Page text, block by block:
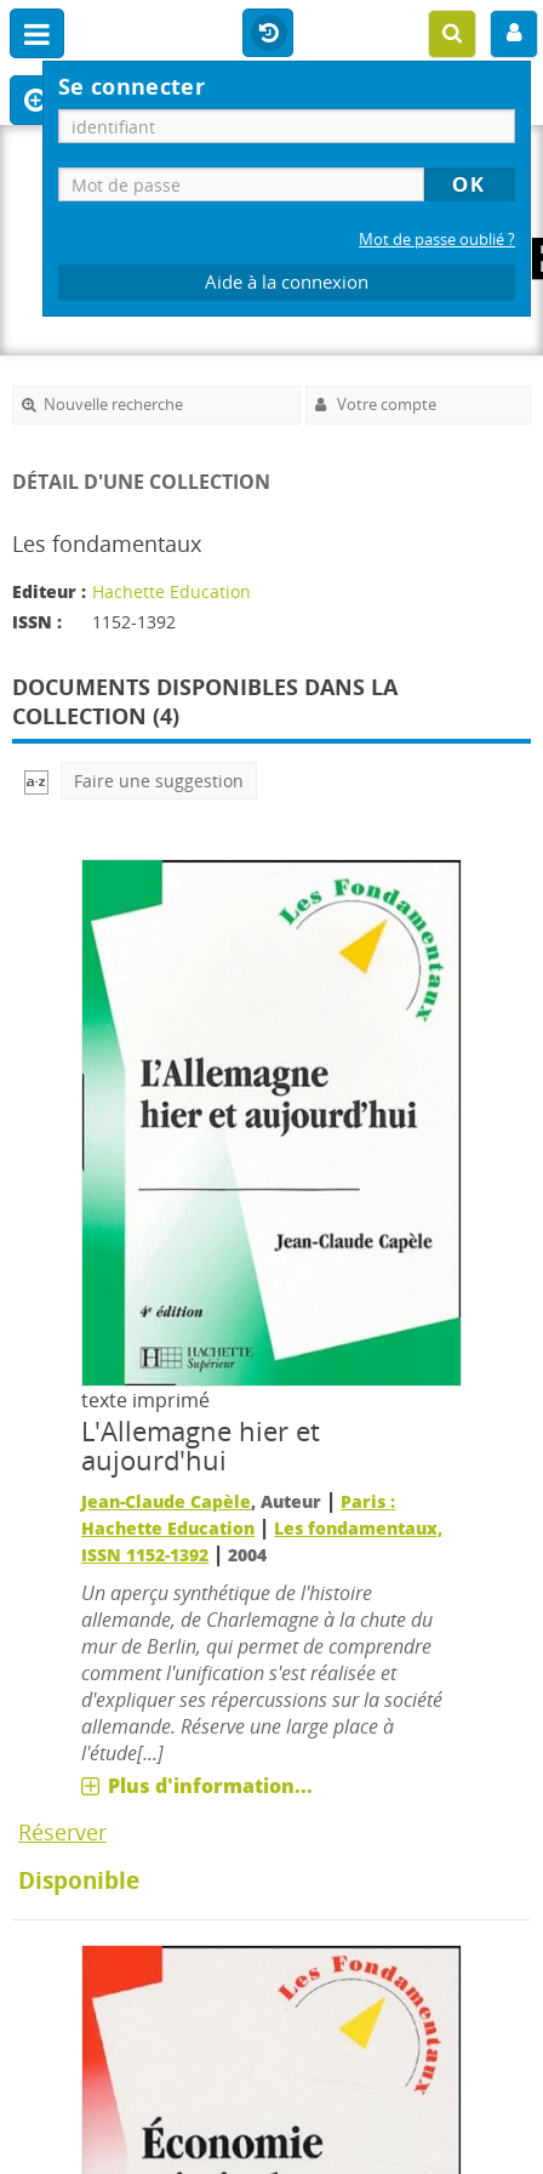
Se connecter
Mot de passe oublié ?
Aide à la connexion
Nouvelle recherche Votre compte
DÉTAIL D'UNE COLLECTION
Les fondamentaux
Editeur : Hachette Education
ISSN :
1152-1392
DOCUMENTS DISPONIBLES DANS LA
COLLECTION (4)
Faire une suggestion
texte imprimé
L'Allemagne hier et
aujourd'hui
Jean-Claude Capèle, Auteur | Paris :
Hachette Education | Les fondamentaux,
ISSN 1152-1392 |2004
Un aperçu synthétique de l'histoire
allemande, de Charlemagne à la chute du
mur de Berlin, qui permet de comprendre
comment l'unification s'est réalisée et
d'expliquer ses répercussions sur la société
allemande. Réserve une large place à
l'étude[...]
Plus d'information...
Réserver
Disponible